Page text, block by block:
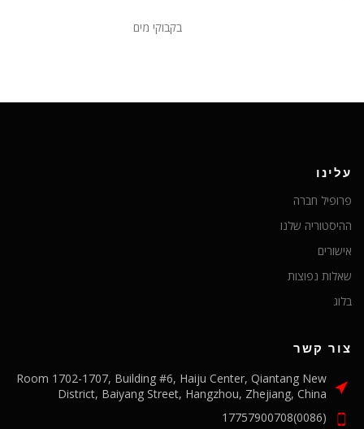
בקבוקי מים
עלינו
פרופיל חברה
ההיסטוריה שלנו
אישורים
שאלות נפוצות
בלוג
צור קשר
Room 1702-1707, Building #6, Haiju Center, Qiantang New
District, Baiyang Street, Hangzhou, Zhejiang, China
(0086)17757900708